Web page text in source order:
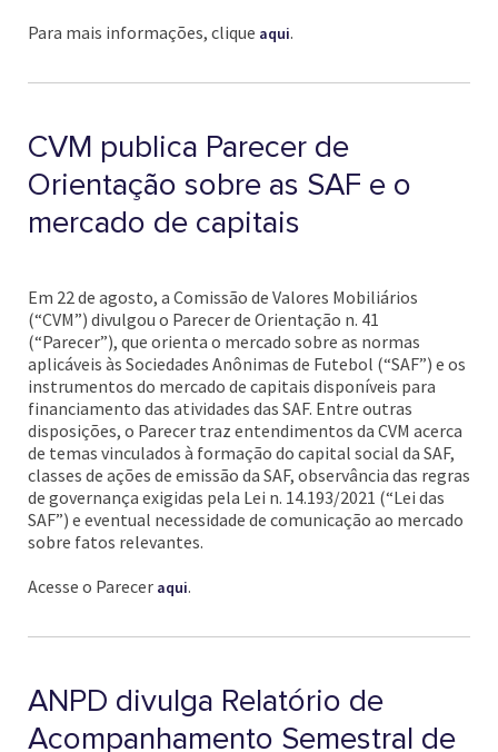
Para mais informações, clique aqui.
CVM publica Parecer de
Orientação sobre as SAF e o
mercado de capitais
Em 22 de agosto, a Comissão de Valores Mobiliários
(“CVM”) divulgou o Parecer de Orientação n. 41
(“Parecer”), que orienta o mercado sobre as normas
aplicáveis às Sociedades Anônimas de Futebol (“SAF”) e os
instrumentos do mercado de capitais disponíveis para
financiamento das atividades das SAF. Entre outras
disposições, o Parecer traz entendimentos da CVM acerca
de temas vinculados à formação do capital social da SAF,
classes de ações de emissão da SAF, observância das regras
de governança exigidas pela Lei n. 14.193/2021 (“Lei das
SAF”) e eventual necessidade de comunicação ao mercado
sobre fatos relevantes.
Acesse o Parecer aqui.
ANPD divulga Relatório de
Acompanhamento Semestral de